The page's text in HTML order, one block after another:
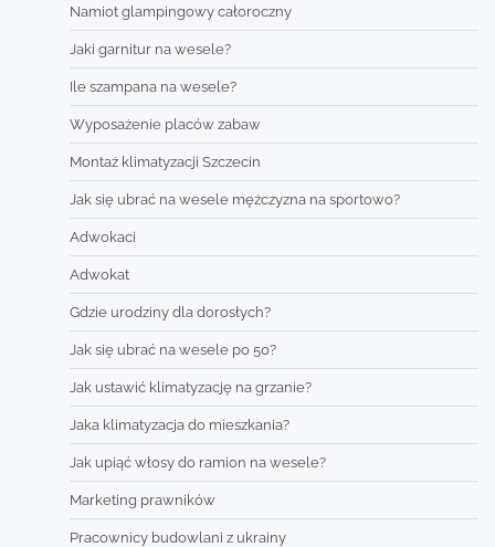
Namiot glampingowy całoroczny
Jaki garnitur na wesele?
Ile szampana na wesele?
Wyposażenie placów zabaw
Montaż klimatyzacji Szczecin
Jak się ubrać na wesele mężczyzna na sportowo?
Adwokaci
Adwokat
Gdzie urodziny dla dorosłych?
Jak się ubrać na wesele po 50?
Jak ustawić klimatyzację na grzanie?
Jaka klimatyzacja do mieszkania?
Jak upiąć włosy do ramion na wesele?
Marketing prawników
Pracownicy budowlani z ukrainy